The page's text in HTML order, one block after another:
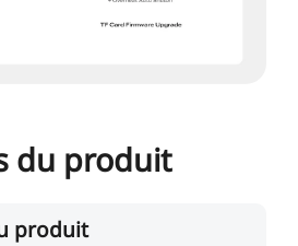
du produit
produit